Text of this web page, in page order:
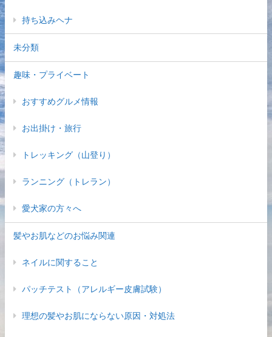
持ち込みヘナ
未分類
趣味・プライベート
おすすめグルメ情報
お出掛け・旅行
トレッキング（山登り）
ランニング（トレラン）
愛犬家の方々へ
髪やお肌などのお悩み関連
ネイルに関すること
パッチテスト（アレルギー皮膚試験）
理想の髪やお肌にならない原因・対処法